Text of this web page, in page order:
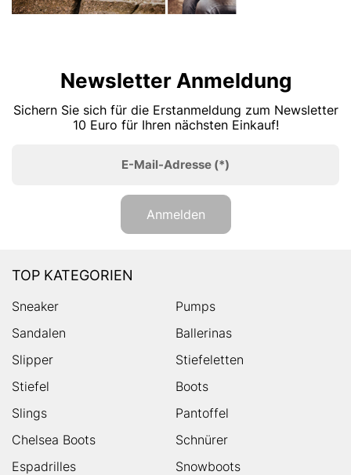
Newsletter Anmeldung
Sichern Sie sich für die Erstanmeldung zum Newsletter
10 Euro für Ihren nächsten Einkauf!
E-Mail-Adresse (*)
Anmelden
TOP KATEGORIEN
Sneaker
Pumps
Sandalen
Ballerinas
Slipper
Stiefeletten
Stiefel
Boots
Slings
Pantoffel
Chelsea Boots
Schnürer
Espadrilles
Snowboots